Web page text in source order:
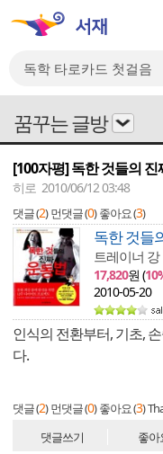
꿈꾸는 글방
[100자평] 독한 것들의 진
히로 2010/06/12 03:48
댓글 (2) 먼댓글 (0) 좋아요 (3)
독한 것들
트레이너 강
17,820원 (
2010-05-20
인식의 전환부터, 기초,
다.
댓글 (2) 먼댓글 (0) 좋아요 (3)
댓글쓰기 좋아